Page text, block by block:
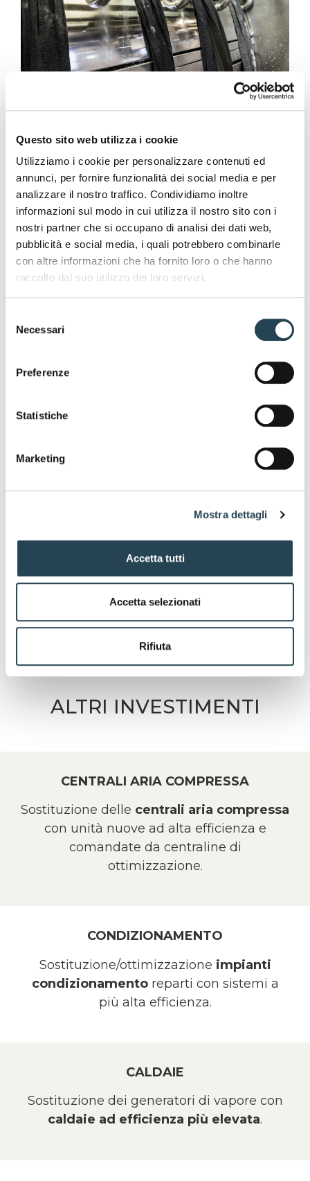
Questo sito web utilizza i cookie
Utilizziamo i cookie per personalizzare contenuti ed
annunci, per fornire funzionalità dei social media e per
analizzare il nostro traffico. Condividiamo inoltre
informazioni sul modo in cui utilizza il nostro sito con i
nostri partner che si occupano di analisi dei dati web,
pubblicità e social media, i quali potrebbero combinarle
con altre informazioni che ha fornito loro o che hanno
raccolto dal suo utilizzo dei loro servizi.
delNecessari
Preferenze
Statistiche
Marketing
Mostra dettagli
Accetta tutti
Accetta selezionati
Rifiuta
TELERISCALDAMENTO
Centrale di teleriscaldamentodotata
di cogeneratore a metano ad alta
efficienza e caldaia a biomassa legnosa.
Avvio lavori previsto per maggio 2026.
riscaldamento invernale e energia
elettrica alla Fabbrica Marzotto di
Valdagno e teleriscaldamento alla città.
Si stima una riduzione del 30% dei
consumi di metano in centrale termica
e una riduzione del 70% della quota
residua di energia elettrica prelevata
dalla rete al netto del fotovoltaico.
Approfondisci
ALTRI INVESTIMENTI
CENTRALI ARIA COMPRESSA
Sostituzione delle centrali aria compressa
con unità nuove ad alta efficienza e
comandate da centraline di
ottimizzazione.
CONDIZIONAMENTO
Sostituzione/ottimizzazione impianti
condizionamentoreparti con sistemi a
più alta efficienza.
CALDAIE
Sostituzione dei generatori di vapore con
caldaie ad efficienza più elevata.